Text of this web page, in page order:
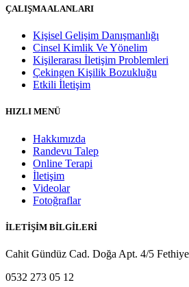
ÇALIŞMA ALANLARI
Kişisel Gelişim Danışmanlığı
Cinsel Kimlik Ve Yönelim
Kişilerarası İletişim Problemleri
Çekingen Kişilik Bozukluğu
Etkili İletişim
HIZLI MENÜ
Hakkımızda
Randevu Talep
Online Terapi
İletişim
Videolar
Fotoğraflar
İLETİŞİM BİLGİLERİ
Cahit Gündüz Cad. Doğa Apt. 4/5
0532 273 05 12